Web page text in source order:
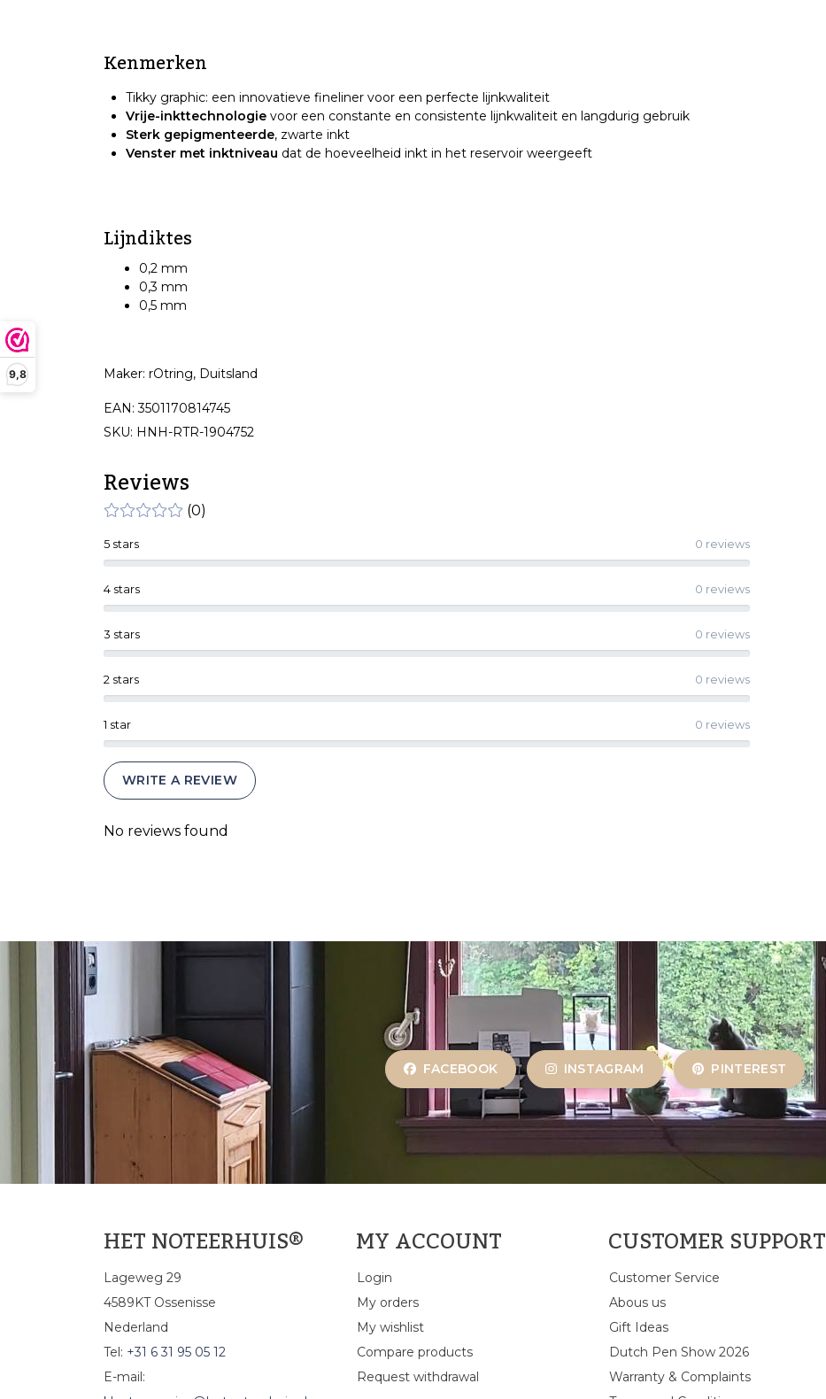
9,8
Kenmerken
Tikky graphic: een innovatieve fineliner voor een perfecte lijnkwaliteit
Vrije-inkttechnologie voor een constante en consistente lijnkwaliteit en langdurig gebruik
Sterk gepigmenteerde, zwarte inkt
Venster met inktniveau dat de hoeveelheid inkt in het reservoir weergeeft
Lijndiktes
0,2 mm
0,3 mm
0,5 mm
Maker: rOtring, Duitsland
EAN: 3501170814745
SKU: HNH-RTR-1904752
Reviews
(0)
1 star 0 reviews
2 stars 0 reviews
3 stars 0 reviews
4 stars 0 reviews
5 stars 0 reviews
WRITE A REVIEW
No reviews found
FACEBOOK INSTAGRAM PINTEREST
HET NOTEERHUIS®
Lageweg 29
4589KT Ossenisse
Nederland
Tel: +31 6 31 95 05 12
E-mail:
MY ACCOUNT
Login
My orders
My wishlist
Compare products
Request withdrawal
CUSTOMER SUPPORT
Customer Service
Abous us
Gift Ideas
Dutch Pen Show 2026
Warranty & Complaints